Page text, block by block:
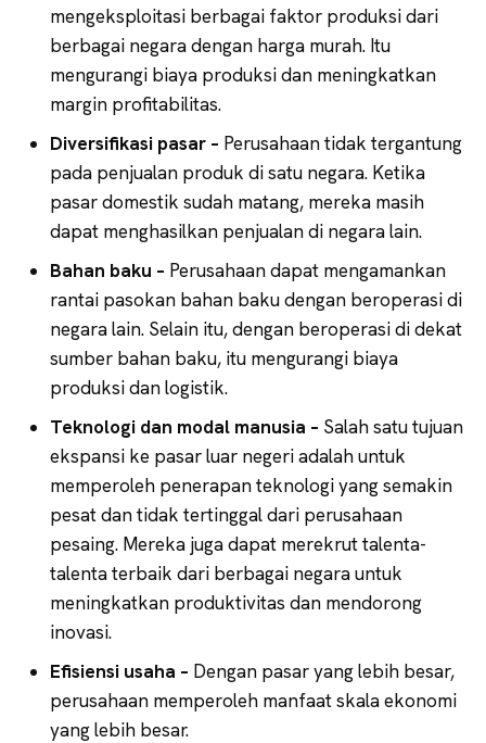
mengeksploitasi berbagai faktor produksi dari
berbagai negara dengan harga murah. Itu
mengurangi biaya produksi dan meningkatkan
margin profitabilitas.
Diversifikasi pasar – Perusahaan tidak tergantung
pada penjualan produk di satu negara. Ketika
pasar domestik sudah matang, mereka masih
dapat menghasilkan penjualan di negara lain.
Bahan baku – Perusahaan dapat mengamankan
rantai pasokan bahan baku dengan beroperasi di
negara lain. Selain itu, dengan beroperasi di dekat
sumber bahan baku, itu mengurangi biaya
produksi dan logistik.
Teknologi dan modal manusia – Salah satu tujuan
ekspansi ke pasar luar negeri adalah untuk
memperoleh penerapan teknologi yang semakin
pesat dan tidak tertinggal dari perusahaan
pesaing. Mereka juga dapat merekrut talenta-
talenta terbaik dari berbagai negara untuk
meningkatkan produktivitas dan mendorong
inovasi.
Efisiensi usaha – Dengan pasar yang lebih besar,
perusahaan memperoleh manfaat skala ekonomi
yang lebih besar.